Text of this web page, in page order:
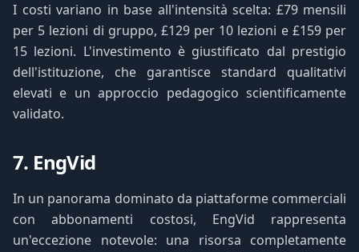
I costi variano in base all'intensità scelta: £79 mensili
per 5 lezioni di gruppo, £129 per 10 lezioni e £159 per
15 lezioni. L'investimento è giustificato dal prestigio
dell'istituzione, che garantisce standard qualitativi
elevati e un approccio pedagogico scientificamente
validato.
7. EngVid
In un panorama dominato da piattaforme commerciali
con abbonamenti costosi, EngVid rappresenta
un'eccezione notevole: una risorsa completamente